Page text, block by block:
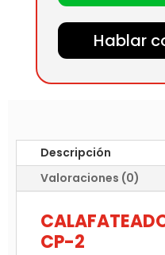
Hablar
Descripción
Valoraciones (0)
CP-2